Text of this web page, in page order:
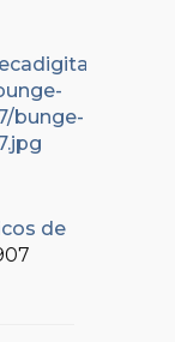
de